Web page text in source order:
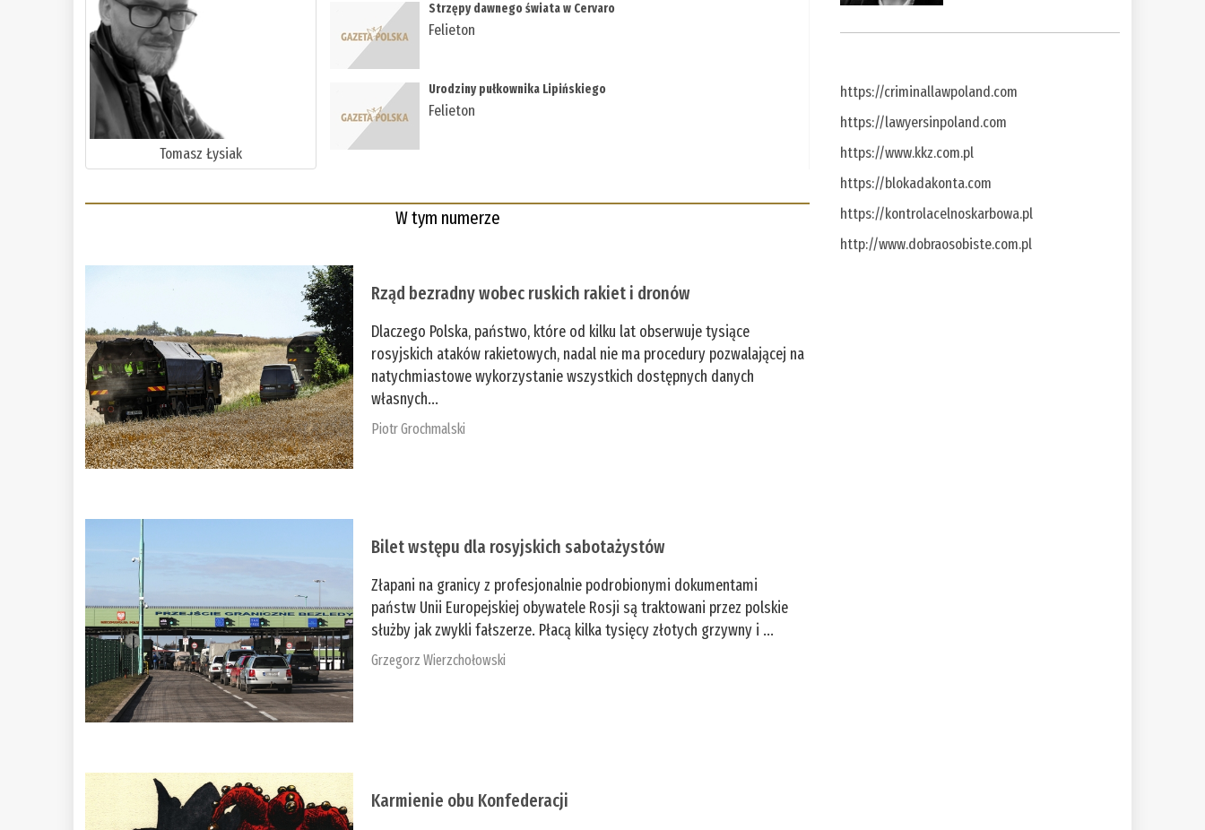
Tomasz Łysiak
Strzępy dawnego świata w Cervaro
Felieton
Urodziny pułkownika Lipińskiego
Felieton
W tym numerze
Rząd bezradny wobec ruskich rakiet i dronów
Dlaczego Polska, państwo, które od kilku lat obserwuje tysiące
rosyjskich ataków rakietowych, nadal nie ma procedury pozwalającej na
natychmiastowe wykorzystanie wszystkich dostępnych danych
własnych...
Piotr Grochmalski
Bilet wstępu dla rosyjskich sabotażystów
Złapani na granicy z profesjonalnie podrobionymi dokumentami
państw Unii Europejskiej obywatele Rosji są traktowani przez polskie
służby jak zwykli fałszerze. Płacą kilka tysięcy złotych grzywny i ...
Grzegorz Wierzchołowski
Karmienie obu Konfederacji
https://criminallawpoland.com
https://lawyersinpoland.com
https://www.kkz.com.pl
https://blokadakonta.com
https://kontrolacelnoskarbowa.pl
http://www.dobraosobiste.com.pl